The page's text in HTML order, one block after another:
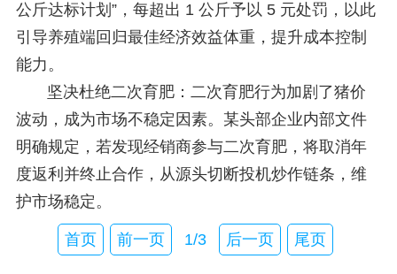
公斤达标计划”，每超出 1 公斤予以 5 元处罚，以此
引导养殖端回归最佳经济效益体重，提升成本控制
能力。
坚决杜绝二次育肥：二次育肥行为加剧了猪价
波动，成为市场不稳定因素。某头部企业内部文件
明确规定，若发现经销商参与二次育肥，将取消年
度返利并终止合作，从源头切断投机炒作链条，维
护市场稳定。
首页 前一页 1/3 后一页 尾页